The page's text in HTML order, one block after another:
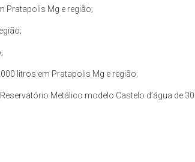
Pratapolis Mg e região;
litros em Pratapolis Mg e região;
Metálico modelo Castelo d’água de